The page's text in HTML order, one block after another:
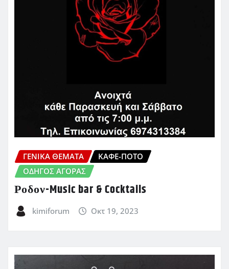
ΓΕΝΙΚΑ ΘΕΜΑΤΑ
ΚΑΦΈ-ΠΟΤΌ
ΟΔΗΓΌΣ ΑΓΟΡΆΣ
Ροδον-Music bar & Cocktails
kimiforum Οκτ 19, 2023